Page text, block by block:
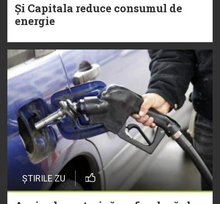
Și Capitala reduce consumul de
energie
ȘTIRILE ZU